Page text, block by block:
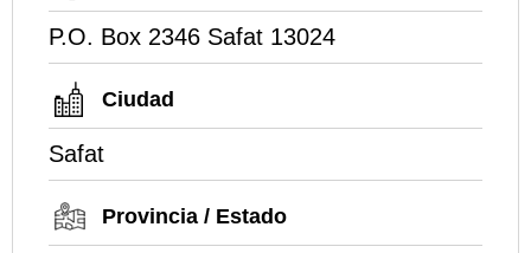
P.O. Box 2346 Safat 13024
Ciudad
Safat
Provincia / Estado